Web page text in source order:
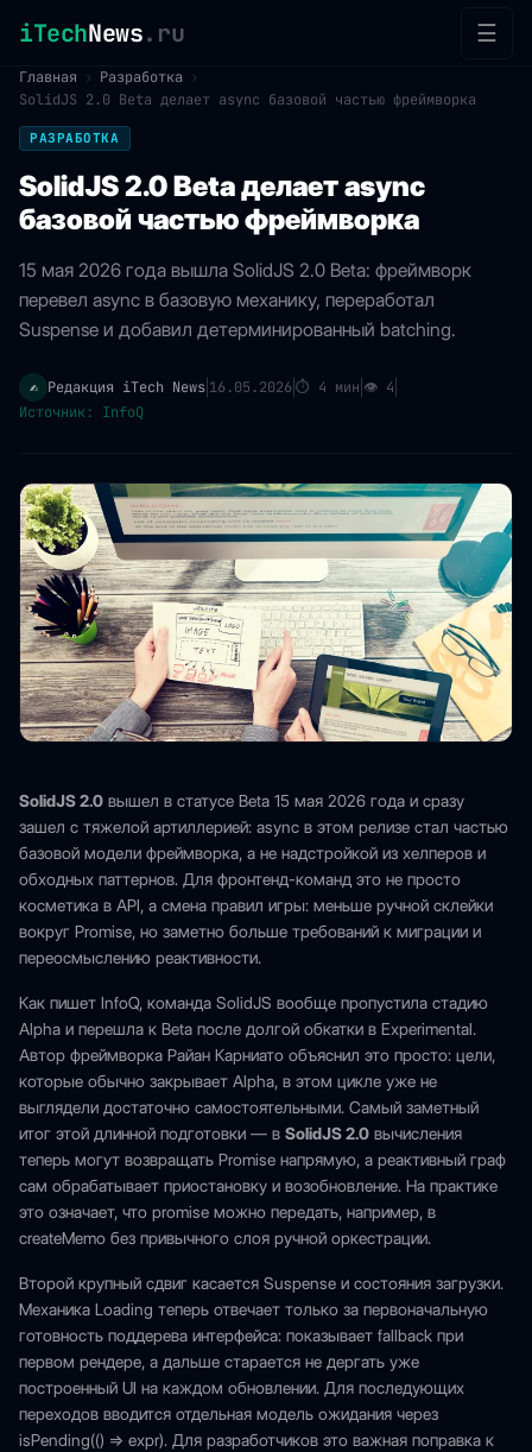
iTechNews.ru ☰
Главная › Разработка
›
SolidJS 2.0 Beta делает async базовой частью фреймворка
РАЗРАБОТКА
SolidJS 2.0 Beta делает async
базовой частью фреймворка
15 мая 2026 года вышла SolidJS 2.0 Beta: фреймворк
перевел async в базовую механику, переработал
Suspense и добавил детерминированный batching.
✍️ Редакция iTech News 16.05.2026⏱ 4 мин 👁 4
Источник: InfoQ
SolidJS 2.0 вышел в статусе Beta 15 мая 2026 года и сразу
зашел с тяжелой артиллерией: async в этом релизе стал частью
базовой модели фреймворка, а не надстройкой из хелперов и
обходных паттернов. Для фронтенд-команд это не просто
косметика в API, а смена правил игры: меньше ручной склейки
вокруг Promise, но заметно больше требований к миграции и
переосмыслению реактивности.
Как пишет InfoQ, команда SolidJS вообще пропустила стадию
Alpha и перешла к Beta после долгой обкатки в Experimental.
Автор фреймворка Райан Карниато объяснил это просто: цели,
которые обычно закрывает Alpha, в этом цикле уже не
выглядели достаточно самостоятельными. Самый заметный
итог этой длинной подготовки — в SolidJS 2.0 вычисления
теперь могут возвращать Promise напрямую, а реактивный граф
сам обрабатывает приостановку и возобновление. На практике
это означает, что promise можно передать, например, в
createMemo без привычного слоя ручной оркестрации.
Второй крупный сдвиг касается Suspense и состояния загрузки.
Механика Loading теперь отвечает только за первоначальную
готовность поддерева интерфейса: показывает fallback при
первом рендере, а дальше старается не дергать уже
построенный UI на каждом обновлении. Для последующих
переходов вводится отдельная модель ожидания через
isPending(() => expr). Для разработчиков это важная поправка к